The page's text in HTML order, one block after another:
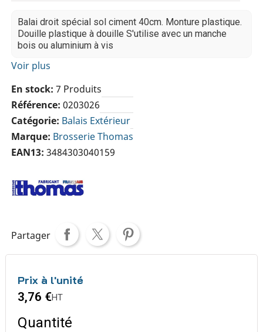
Balai droit spécial sol ciment 40cm. Monture plastique.
Douille plastique à douille S'utilise avec un manche
bois ou aluminium à vis
Voir plus
En stock 7 Produits
Référence 0203026
Catégorie Balais Extérieur
Marque Brosserie Thomas
EAN13 3484303040159
Partager
Prix à l'unité
3,76 €HT
Quantité